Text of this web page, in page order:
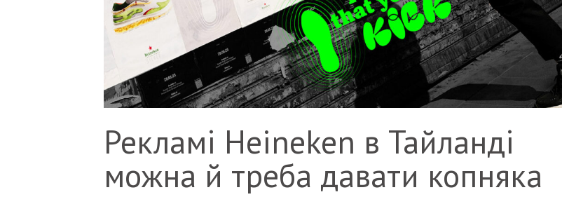
Рекламі Heineken в Тайланді
можна й треба давати копняка